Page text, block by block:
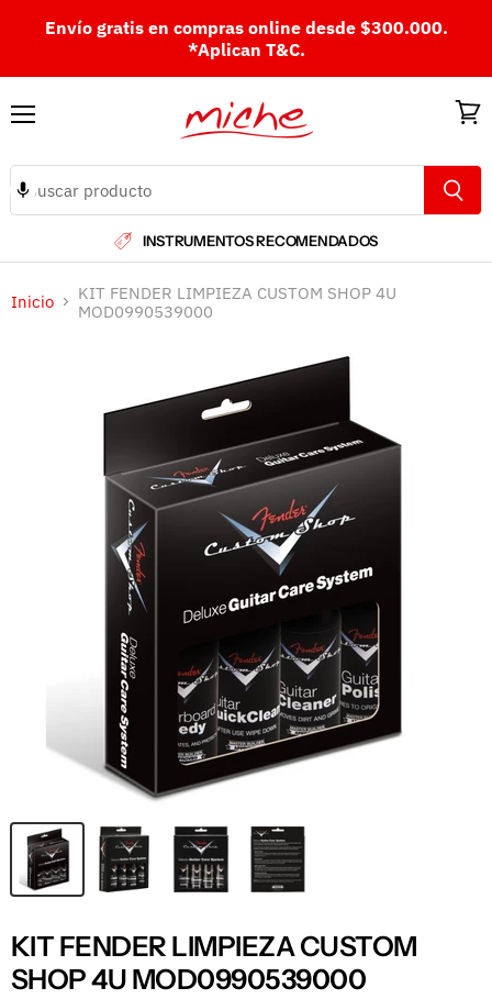
Envío gratis en compras online desde $300.000.
*Aplican T&C.
INSTRUMENTOS RECOMENDADOS
Inicio
KIT FENDER LIMPIEZA CUSTOM SHOP 4U
MOD0990539000
KIT FENDER LIMPIEZA CUSTOM
SHOP 4U MOD0990539000